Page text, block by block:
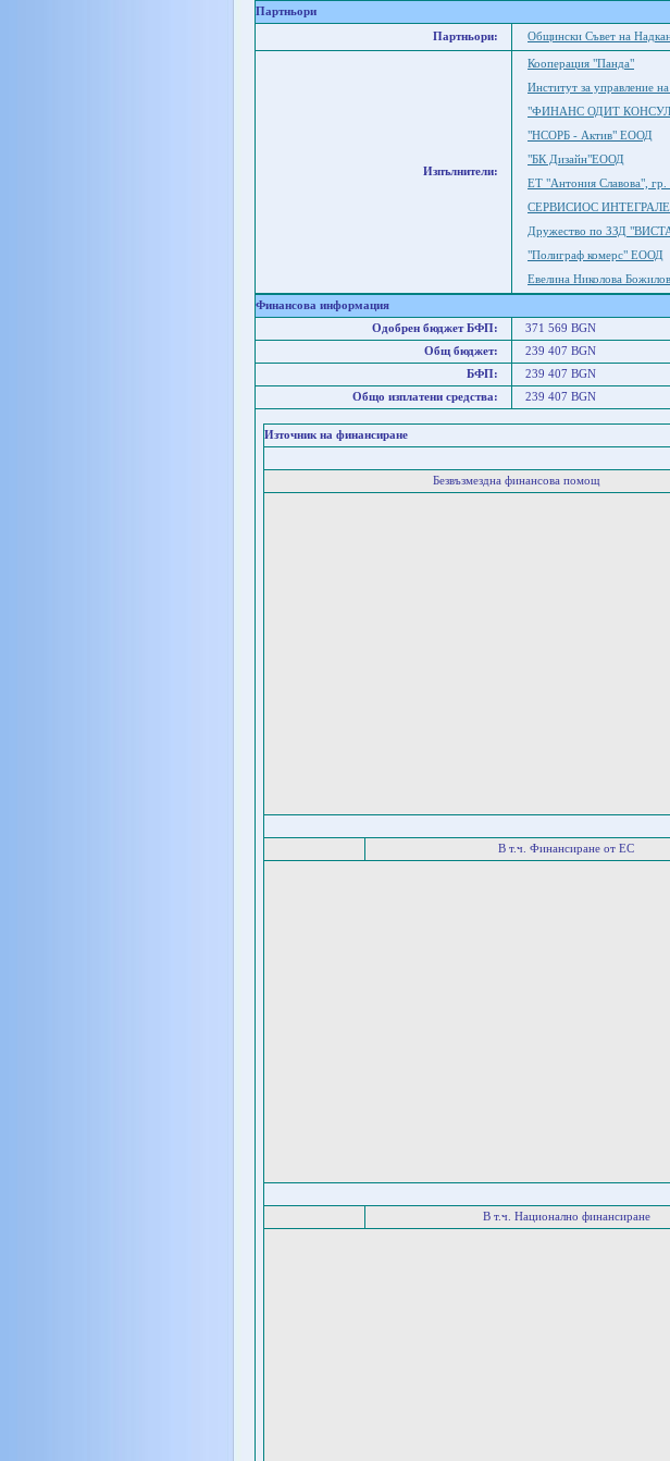
Партньори
Партньори: Общински Съвет на
Изпълнители:
Кооперация "Панда"
Институт за управление
"ФИНАНС ОДИТ
"НСОРБ - Актив" ЕООД
"БК Дизайн"ЕООД
ЕТ "Антония Славова", гр.
СЕРВИСИОС
Дружество по ЗЗД
"Полиграф комерс" ЕООД
Евелина Николова
Финансова информация
Одобрен бюджет БФП:
371 569 BGN
Общ бюджет:
239 407 BGN
БФП:
239 407 BGN
Общо изплатени средства:
239 407 BGN
Източник на финансиране
Безвъзмездна финансова помощ
В т.ч. Финансиране от ЕС
В т.ч. Национално финансиране